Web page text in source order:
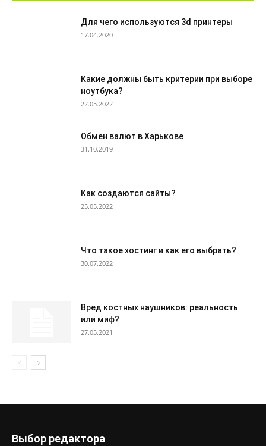
Для чего используются 3d принтеры
17.04.2020
Какие должны быть критерии при выборе
ноутбука?
22.05.2022
Обмен валют в Харькове
31.10.2019
Как создаются сайты?
25.05.2022
Что такое хостинг и как его выбрать?
30.07.2022
Вред костных наушников: реальность
или миф?
27.05.2021
Выбор редактора